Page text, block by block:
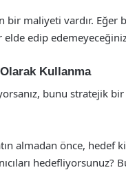
maliyeti vardır. Eğer
elde edip
Kullanma
bunu stratejik bir
almadan önce, hedef
hedefliyorsunuz?